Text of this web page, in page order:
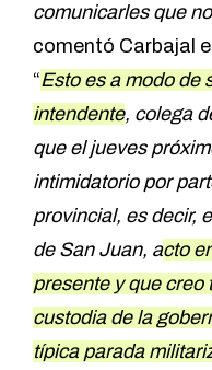
comunicarles que
comentó Carbajal
“Esto es a modo de
intendente, colega
que el jueves
intimidatorio por
provincial, es decir,
de San Juan, acto
presente y que creo
custodia de la
típica parada